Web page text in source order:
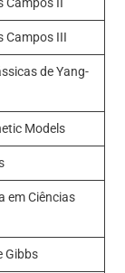
Campos II
Campos III
de Yang-
Models
em Ciências
Gibbs